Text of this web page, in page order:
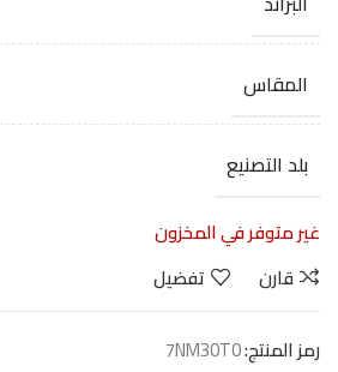
المقاس
بلد التصنيع
غير متوفر في المخزون
قارن
تفضيل
رمز المنتج:7NM30T0